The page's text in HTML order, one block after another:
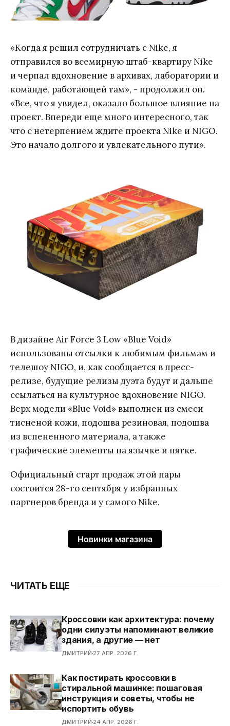
«Когда я решил сотрудничать с Nike, я
отправился во всемирную штаб-квартиру Nike
и черпал вдохновение в архивах, лаборатории и
команде, работающей там», - продолжил он.
«Все, что я увидел, оказало большое влияние на
проект. Впереди еще много интересного, так
что с нетерпением ждите проекта Nike и NIGO.
Это начало долгого и увлекательного пути».
В дизайне Air Force 3 Low «Blue Void»
использованы отсылки к любимым фильмам и
телешоу NIGO, и, как сообщается в пресс-
релизе, будущие релизы дуэта будут и дальше
ссылаться на культурное вдохновение NIGO.
Верх модели «Blue Void» выполнен из смеси
тисненой кожи, подошва резиновая, подошва
из вспененного материала, а также
графические элементы на язычке и пятке.
Официальный старт продаж этой пары
состоится 28-го сентября у избранных
партнеров бренда и у самого Nike.
Новинки магазина
ЧИТАТЬ ЕЩЕ
Кроссовки как архитектура: почему
одни силуэты напоминают великие
здания, а другие — нет
ДМИТРИЙ 27 АПР. 2026 Г.
Как постирать кроссовки в
стиральной машинке: пошаговая
инструкция и советы, чтобы не
испортить обувь
ДМИТРИЙ 24 АПР. 2026 Г.